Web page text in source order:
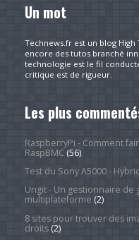
Un mot
Technews.fr est un blog High
encore des tutos branché
technologie est le fil
critique est de rigueur.
Les plus
RaspberryPi - Comment
RaspBMC(56)
Test du Sony A5000 -
Ungit - Un gestionnaire
multiplateforme (2)
8 sites pour trouver des
droits(2)